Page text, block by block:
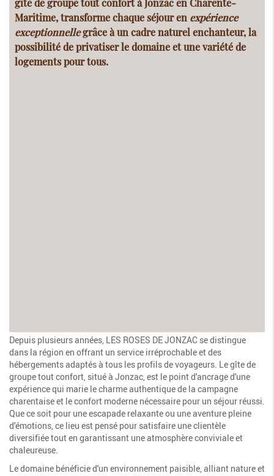
Maritime, transforme chaque séjour en expérience
exceptionnellegrâce à un cadre naturel enchanteur, la
possibilité de privatiser le domaine et une variété de
logements pour tous.
Depuis plusieurs années, LES ROSES DE JONZAC se distingue
dans la région en offrant un service irréprochable et des
hébergements adaptés à tous les profils de voyageurs. Le gîte de
groupe tout confort, situé à Jonzac, est le point d'ancrage d'une
expérience qui marie le charme authentique de la campagne
charentaise et le confort moderne nécessaire pour un séjour réussi.
Que ce soit pour une escapade relaxante ou une aventure pleine
d'émotions, ce lieu est pensé pour satisfaire une clientèle
diversifiée tout en garantissant une atmosphère conviviale et
chaleureuse.
Le domaine bénéficie d'un environnement paisible, alliant nature et